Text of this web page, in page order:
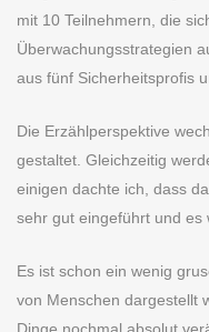
mit 10 Teilnehmern, die
Überwachungsstrategien
aus fünf Sicherheitsprofis
Die Erzählperspektive
gestaltet. Gleichzeitig
einigen dachte ich, dass
sehr gut eingeführt und es
Es ist schon ein wenig
von Menschen dargestellt